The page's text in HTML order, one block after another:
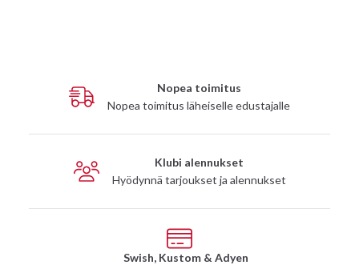
Nopea toimitus
Nopea toimitus läheiselle edustajalle
Klubi alennukset
Hyödynnä tarjoukset ja alennukset
Swish, Kustom & Adyen